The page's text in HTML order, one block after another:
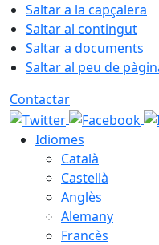
Saltar a la capçalera
Saltar al contingut
Saltar a documents
Saltar al peu de
Contactar
Idiomes
Català
Castellà
Anglès
Alemany
Francès